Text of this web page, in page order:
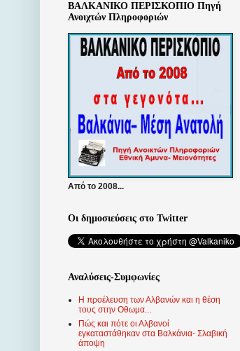
ΒΑΛΚΑΝΙΚΟ ΠΕΡΙΣΚΟΠΙΟ Πηγή
Ανοιχτών Πληροφοριών
Από το 2008...
Οι δημοσιεύσεις στο Twitter
Αναλύσεις-Συμφωνίες
Η προέλευση των Αλβανών και η θέση
τους στην Οθωμα...
Πώς και πότε οι Αλβανοί
εγκαταστάθηκαν στα Βαλκάνια- Σλαβική
άποψη